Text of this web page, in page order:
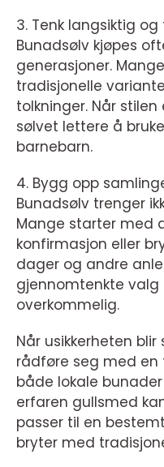
3. Tenk langsiktig
Bunadsølv kjøpes
generasjoner.
tradisjonelle
tolkninger. Når
sølvet lettere å
barnebarn.
4. Bygg opp
Bunadsølv trenger
Mange starter med
konfirmasjon eller
dager og andre
gjennomtenkte
overkommelig.
Når usikkerheten
rådføre seg med en
både lokale
erfaren gullsmed
passer til en
bryter med